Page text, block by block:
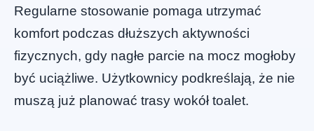
Regularne stosowanie pomaga utrzymać
komfort podczas dłuższych aktywności
fizycznych, gdy nagłe parcie na mocz mogłoby
być uciążliwe. Użytkownicy podkreślają, że nie
muszą już planować trasy wokół toalet.